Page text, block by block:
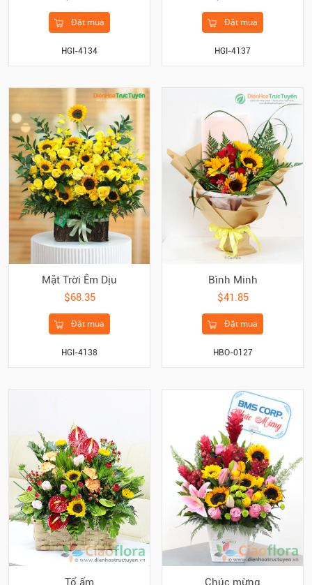
Đặt mua
HGI-4134
Đặt mua
HGI-4137
Mặt Trời Êm Dịu
$68.35
Đặt mua
HGI-4138
Bình Minh
$41.85
Đặt mua
HBO-0127
Tổ ấm
Chúc mừng